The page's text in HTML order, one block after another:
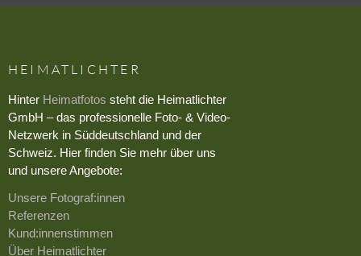
HEIMATLICHTER
Hinter Heimatfotos steht die Heimatlichter
GmbH – das professionelle Foto- & Video-
Netzwerk in Süddeutschland und der
Schweiz. Hier finden Sie mehr über uns
und unsere Angebote:
Unsere Fotograf:innen
Referenzen
Kund:innenstimmen
Über Heimatlichter